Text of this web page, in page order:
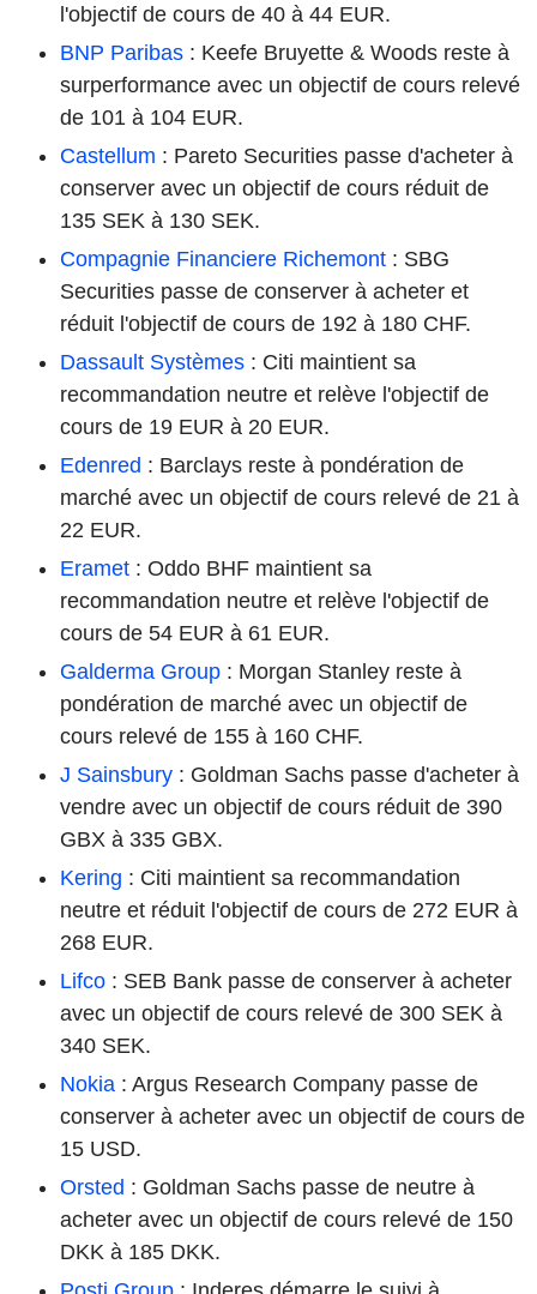
l'objectif de cours de 40 à 44 EUR.
BNP Paribas : Keefe Bruyette & Woods reste à
surperformance avec un objectif de cours relevé
de 101 à 104 EUR.
Castellum : Pareto Securities passe d'acheter à
conserver avec un objectif de cours réduit de
135 SEK à 130 SEK.
Compagnie Financiere Richemont : SBG
Securities passe de conserver à acheter et
réduit l'objectif de cours de 192 à 180 CHF.
Dassault Systèmes : Citi maintient sa
recommandation neutre et relève l'objectif de
cours de 19 EUR à 20 EUR.
Edenred : Barclays reste à pondération de
marché avec un objectif de cours relevé de 21 à
22 EUR.
Eramet : Oddo BHF maintient sa
recommandation neutre et relève l'objectif de
cours de 54 EUR à 61 EUR.
Galderma Group : Morgan Stanley reste à
pondération de marché avec un objectif de
cours relevé de 155 à 160 CHF.
J Sainsbury : Goldman Sachs passe d'acheter à
vendre avec un objectif de cours réduit de 390
GBX à 335 GBX.
Kering : Citi maintient sa recommandation
neutre et réduit l'objectif de cours de 272 EUR à
268 EUR.
Lifco : SEB Bank passe de conserver à acheter
avec un objectif de cours relevé de 300 SEK à
340 SEK.
Nokia : Argus Research Company passe de
conserver à acheter avec un objectif de cours de
15 USD.
Orsted : Goldman Sachs passe de neutre à
acheter avec un objectif de cours relevé de 150
DKK à 185 DKK.